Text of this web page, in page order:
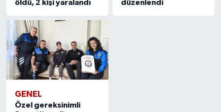
öldü, 2 kişi yaralandı
düzenlendi
GENEL
Özel gereksinimli